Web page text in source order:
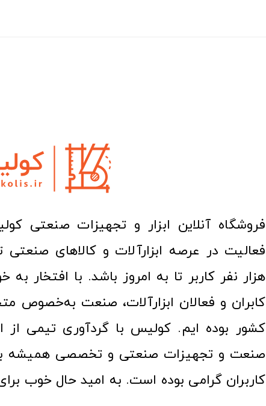
هزار نفر کاربر تا به امروز باشد. با افتخار
کابران و فعالان ابزارآلات، صنعت
کشور بوده ایم. کولیس با گردآوری تیمی از
صنعت و تجهیزات صنعتی و تخصصی همیشه
کاربران گرامی بوده است. به امید حال خوب